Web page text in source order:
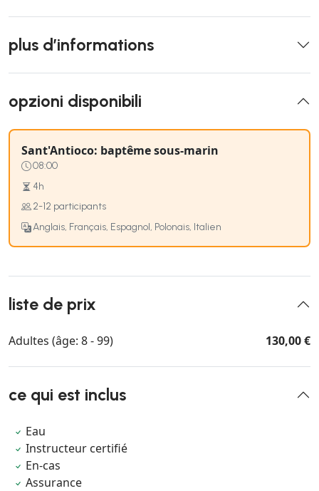
plus d’informations
opzioni disponibili
Sant'Antioco: baptême sous-marin
08:00
4h
2-12 participants
Anglais, Français, Espagnol, Polonais, Italien
liste de prix
Adultes (âge: 8 - 99) 130,00 €
ce qui est inclus
Eau
Instructeur certifié
En-cas
Assurance